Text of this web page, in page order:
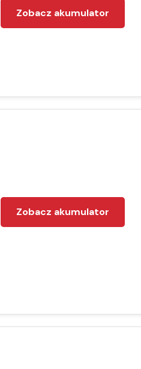
Zobacz akumulator
Zobacz akumulator